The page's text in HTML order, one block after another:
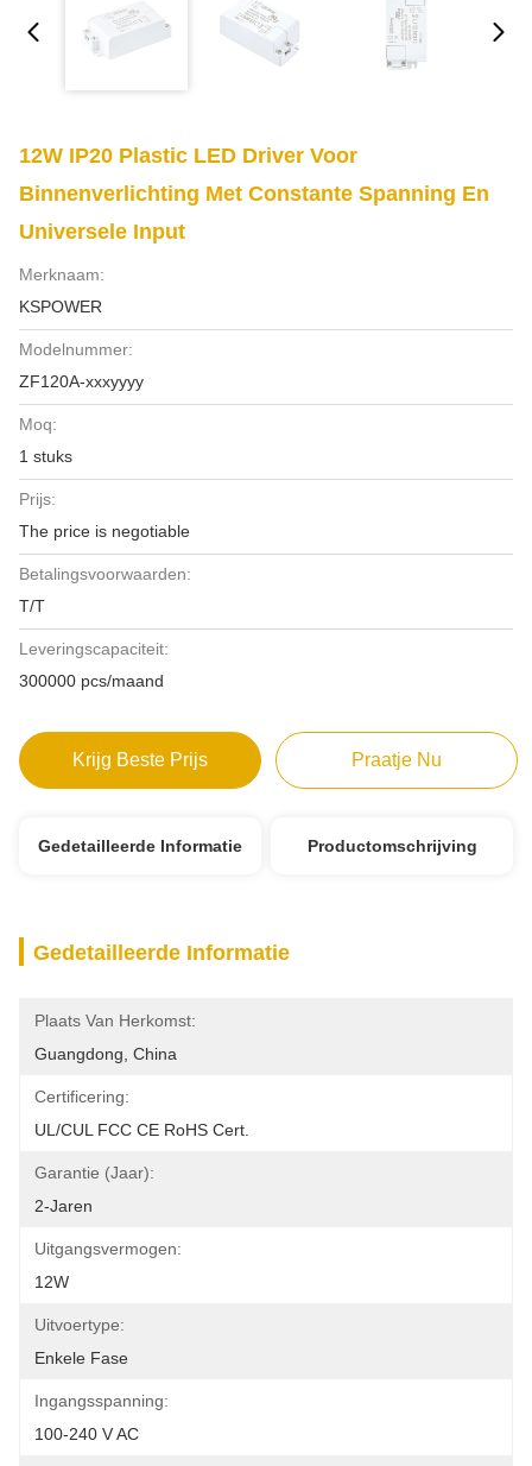
12W IP20 Plastic LED Driver Voor
Binnenverlichting Met Constante Spanning En
Universele Input
Merknaam:
KSPOWER
Modelnummer:
ZF120A-xxxyyyy
Moq:
1 stuks
Prijs:
The price is negotiable
Betalingsvoorwaarden:
T/T
Leveringscapaciteit:
300000 pcs/maand
Krijg Beste Prijs Praatje Nu
Gedetailleerde Informatie Productomschrijving
Gedetailleerde Informatie
Plaats Van Herkomst:
Guangdong, China
Certificering:
UL/cUL FCC CE RoHS Cert.
Garantie (jaar):
2-Jaren
Uitgangsvermogen:
12W
Uitvoertype:
Enkele Fase
Ingangsspanning:
100-240 V AC